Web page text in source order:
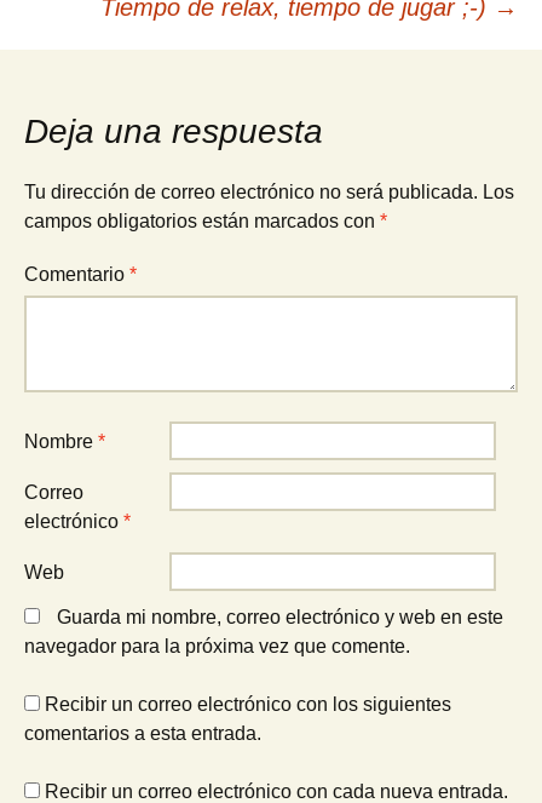
de
entradas
Tiempo de relax, tiempo de jugar ;-) →
Deja una respuesta
Tu dirección de correo electrónico no será publicada. Los
campos obligatorios están marcados con *
Comentario *
Nombre *
Correo
electrónico *
Web
Guarda mi nombre, correo electrónico y web en este
navegador para la próxima vez que comente.
Recibir un correo electrónico con los siguientes
comentarios a esta entrada.
Recibir un correo electrónico con cada nueva entrada.